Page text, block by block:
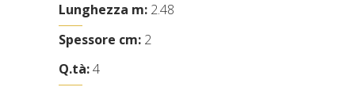
Lunghezza m: 2.48
Spessore cm: 2
Q.tà:4